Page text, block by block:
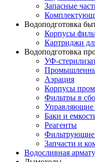
Запасные
Водоподготовка
Корпусы
Картриджи
Водоподготовка
УФ-
Аэрация
Корпусы
Фильтры в
Управляющие
Баки и
Реагенты
Фильтрующие
Запчасти и
Водосливная